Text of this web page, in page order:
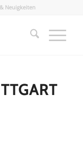
Neuigkeiten